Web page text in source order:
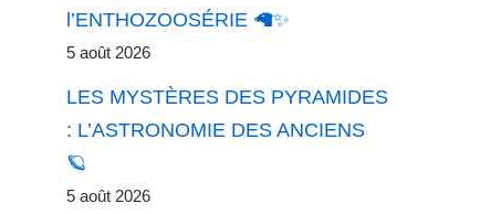
l’ENTHOZOOSÉRIE 🦙✨
5 août 2026
LES MYSTÈRES DES PYRAMIDES
: L’ASTRONOMIE DES ANCIENS
🪐
5 août 2026